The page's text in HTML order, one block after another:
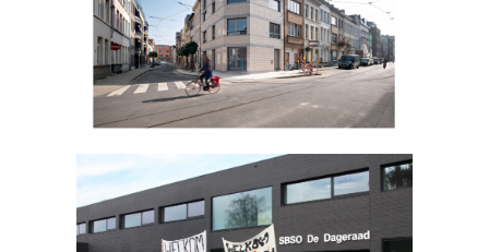
Spoorstraat